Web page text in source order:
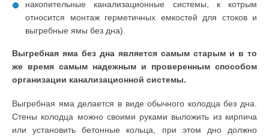
накопительные канализационные системы, к котрым
относится монтаж герметичных емкостей для стоков и
выгребные ямы без дна).
Выгребная яма без дна является самым старым и в то
же время самым надежным и проверенным способом
организации канализационной системы.
Выгребная яма делается в виде обычного колодца без дна.
Стены колодца можно своими руками выложить из кирпича
или установить бетонные кольца, при этом дно должно